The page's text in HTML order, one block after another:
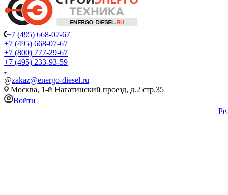
+7 (495) 668-07-67
+7 (495) 668-07-67
+7 (800) 777-29-67
+7 (495) 233-93-59
@zakaz@energo-diesel.ru
Москва, 1-й Нагатинский проезд, д.2 стр.35
Войти